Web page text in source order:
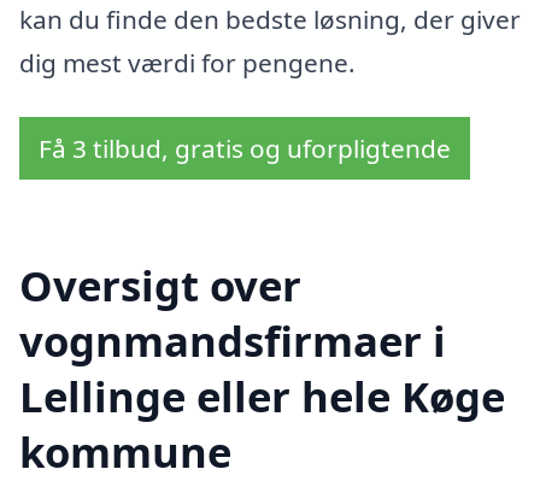
kan du finde den bedste løsning, der giver
dig mest værdi for pengene.
Få 3 tilbud, gratis og uforpligtende
Oversigt over
vognmandsfirmaer i
Lellinge eller hele Køge
kommune